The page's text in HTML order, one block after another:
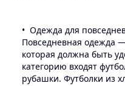
Одежда для
Повседневная одежда
которая должна быть
категорию входят
рубашки. Футболки из